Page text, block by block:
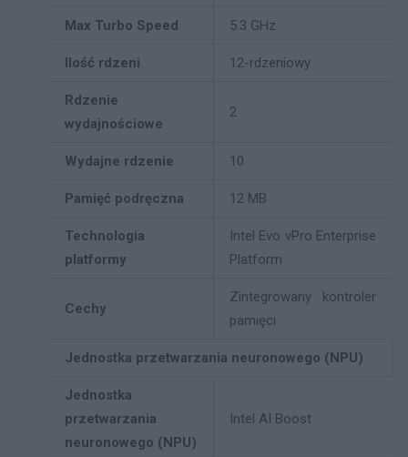
Max Turbo Speed 5.3 GHz
Ilość rdzeni 12-rdzeniowy
Rdzenie
wydajnościowe
2
Wydajne rdzenie 10
Pamięć podręczna 12 MB
Technologia
platformy
Intel Evo vPro Enterprise
Platform
Cechy
Zintegrowany kontroler
pamięci
Jednostka przetwarzania neuronowego (NPU)
Jednostka
przetwarzania
neuronowego (NPU)
Intel AI Boost